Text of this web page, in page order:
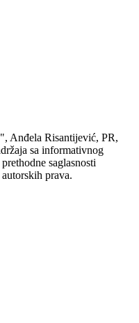
Anđela Risantijević, PR,
sa informativnog
saglasnosti
prava.